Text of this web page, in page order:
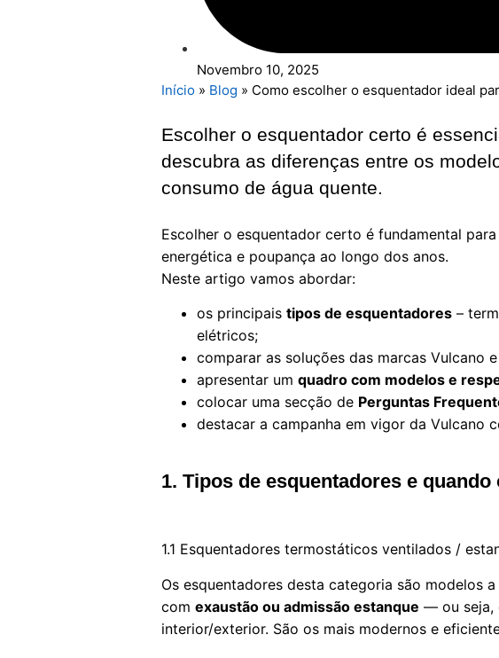
Novembro 10, 2025
Início » Blog » Como escolher o esquentador ideal
Escolher o esquentador certo é
descubra as diferenças entre os
consumo de água quente.
Escolher o esquentador certo é fundamental
energética e poupança ao longo dos anos.
Neste artigo vamos abordar:
os principais tipos de esquentadores –
elétricos;
comparar as soluções das marcas Vulcano
apresentar um quadro com modelos e
colocar uma secção de Perguntas
destacar a campanha em vigor da Vulcano
1. Tipos de esquentadores e
1.1 Esquentadores termostáticos ventilados /
Os esquentadores desta categoria são modelos
com exaustão ou admissão estanque — ou seja,
interior/exterior. São os mais modernos e